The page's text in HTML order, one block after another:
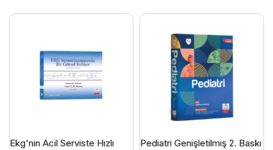
Ekg'nin Acil Serviste Hızlı
Pediatri Genişletilmiş 2. Baskı